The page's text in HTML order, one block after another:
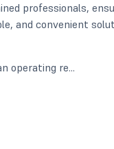
professionals,
and convenient
operating re...